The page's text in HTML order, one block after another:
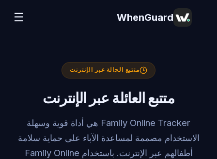
WhenGuard
☰
متتبع الحالة عبر الإنترنت
متتبع العائلة عبر الإنترنت
Family Online Tracker هي أداة قوية وسهلة
الاستخدام مصممة لمساعدة الآباء على حماية سلامة
أطفالهم عبر الإنترنت. باستخدام Family Online